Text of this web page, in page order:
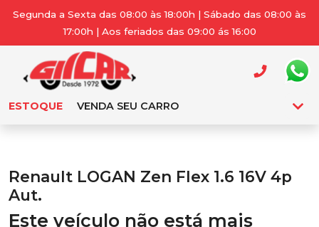
Segunda a Sexta das 08:00 às 18:00h | Sábado das 08:00 às
17:00h | Aos feriados das 09:00 ás 16:00
ESTOQUE VENDA SEU CARRO
Renault LOGAN Zen Flex 1.6 16V 4p
Aut.
Este veículo não está mais